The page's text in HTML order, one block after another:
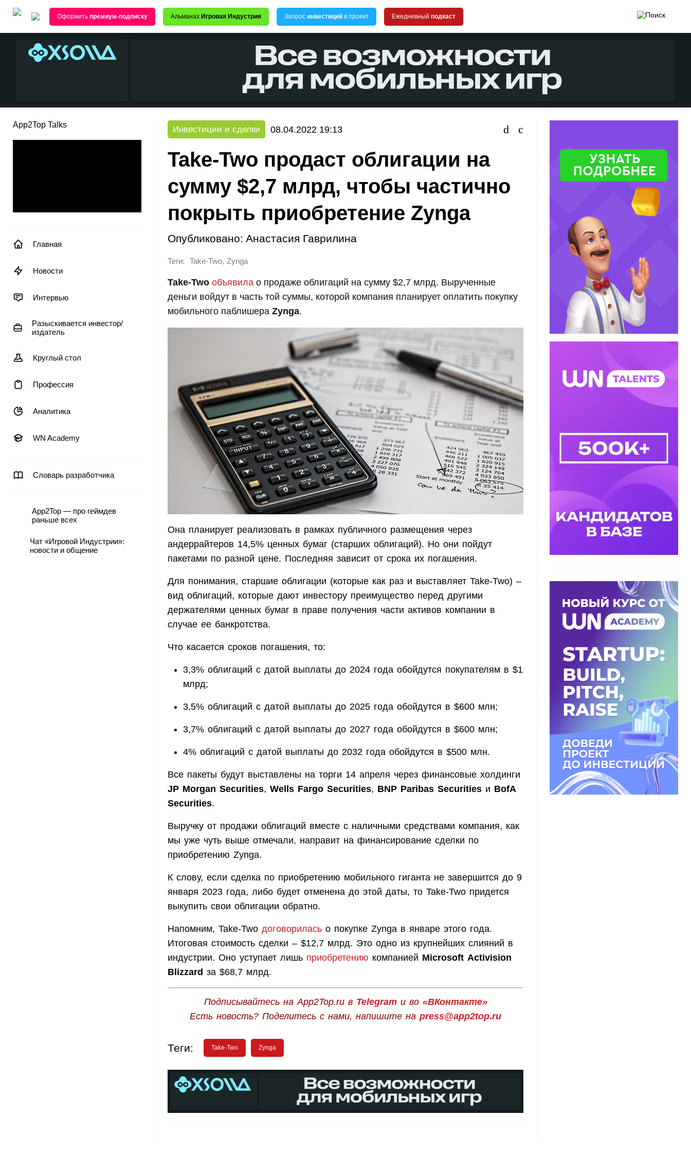
Оформить премиум-подписку Альманах Игровая Индустрия Запрос инвестиций в проект Ежедневный подкаст
App2Top Talks
Главная
Новости
Интервью
Разыскивается инвестор/
издатель
Круглый стол
Профессия
Аналитика
WN Academy
Словарь разработчика
App2Top — про геймдев
раньше всех
Чат «Игровой Индустрии»:
новости и общение
Инвестиции и сделки 08.04.2022 19:13
Take-Two продаст облигации на
сумму $2,7 млрд, чтобы частично
покрыть приобретение Zynga
Опубликовано: Анастасия Гаврилина
Теги: Take-Two, Zynga
Take-Two объявила о продаже облигаций на сумму $2,7 млрд. Вырученные
деньги войдут в часть той суммы, которой компания планирует оплатить покупку
мобильного паблишера Zynga.
Она планирует реализовать в рамках публичного размещения через
андеррайтеров 14,5% ценных бумаг (старших облигаций). Но они пойдут
пакетами по разной цене. Последняя зависит от срока их погашения.
Для понимания, старшие облигации (которые как раз и выставляет Take-Two) –
вид облигаций, которые дают инвестору преимущество перед другими
держателями ценных бумаг в праве получения части активов компании в
случае ее банкротства.
Что касается сроков погашения, то:
3,3% облигаций с датой выплаты до 2024 года обойдутся покупателям в $1
млрд;
3,5% облигаций с датой выплаты до 2025 года обойдутся в $600 млн;
3,7% облигаций с датой выплаты до 2027 года обойдутся в $600 млн;
4% облигаций с датой выплаты до 2032 года обойдутся в $500 млн.
Все пакеты будут выставлены на торги 14 апреля через финансовые холдинги
JP Morgan Securities, Wells Fargo Securities, BNP Paribas Securities и BofA
Securities.
Выручку от продажи облигаций вместе с наличными средствами компания, как
мы уже чуть выше отмечали, направит на финансирование сделки по
приобретению Zynga.
К слову, если сделка по приобретению мобильного гиганта не завершится до 9
января 2023 года, либо будет отменена до этой даты, то Take-Two придется
выкупить свои облигации обратно.
Напомним, Take-Two договорилась о покупке Zynga в январе этого года.
Итоговая стоимость сделки – $12,7 млрд. Это одно из крупнейших слияний в
индустрии. Оно уступает лишь приобретению компанией Microsoft Activision
Blizzard за $68,7 млрд.
Подписывайтесь на App2Top.ru в Telegramи во «ВКонтакте»
Есть новость? Поделитесь с нами, напишите на press@app2top.ru
Теги: Take-Two Zynga